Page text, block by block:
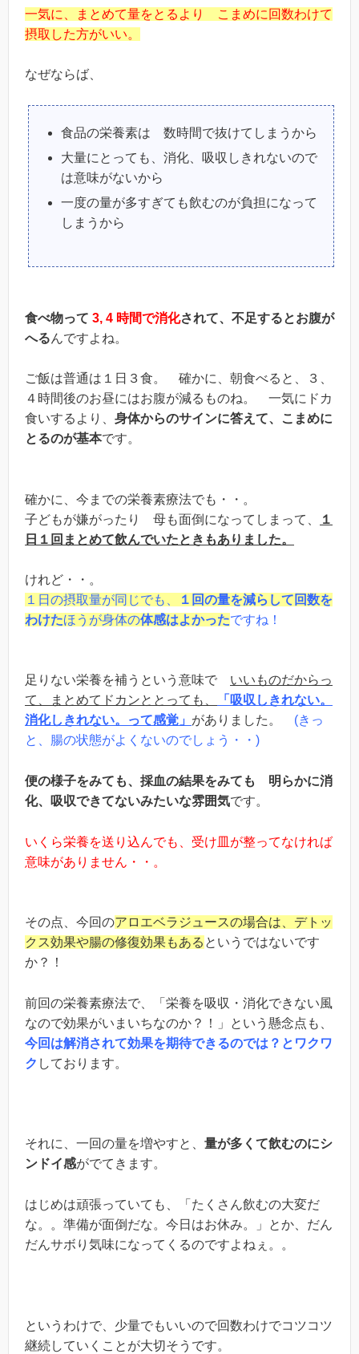
一気に、まとめて量をとるより こまめに回数わけて
摂取した方がいい。
なぜならば、
食品の栄養素は 数時間で抜けてしまうから
大量にとっても、消化、吸収しきれないので
は意味がないから
一度の量が多すぎても飲むのが負担になって
しまうから
食べ物って 3, 4 時間で消化されて、不足するとお腹が
へるんですよね。
ご飯は普通は１日３食。 確かに、朝食べると、３、
４時間後のお昼にはお腹が減るものね。 一気にドカ
食いするより、 身体からのサインに答えて、こまめに
とるのが基本です。
確かに、今までの栄養素療法でも・・。
子どもが嫌がったり 母も面倒になってしまって、
１
日１回まとめて飲んでいたときもありました。
けれど・・。
１日の摂取量が同じでも、
１回の量を減らして回数を
わけたほうが身体の体感はよかったですね！
足りない栄養を補うという意味で いいものだからっ
て、まとめてドカンととっても、
「吸収しきれない。
消化しきれない。って感覚」 がありました。 (きっ
と、腸の状態がよくないのでしょう・・)
便の様子をみても、採血の結果をみても 明らかに消
化、吸収できてないみたいな雰囲気です。
いくら栄養を送り込んでも、受け皿が整ってなければ
意味がありません・・。
その点、今回のアロエベラジュースの場合は、デトッ
クス効果や腸の修復効果もある というではないです
か？！
前回の栄養素療法で、「栄養を吸収・消化できない風
なので効果がいまいちなのか？！」という懸念点も、
今回は解消されて効果を期待できるのでは？とワクワ
ク しております。
それに、一回の量を増やすと、 量が多くて飲むのにシ
ンドイ感がでてきます。
はじめは頑張っていても、「たくさん飲むの大変だ
な。。準備が面倒だな。今日はお休み。」とか、だん
だんサボり気味になってくるのですよねぇ。。
というわけで、少量でもいいので回数わけでコツコツ
継続していくことが大切そうです。